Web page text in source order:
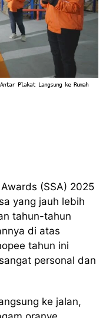
Plakat Langsung ke Rumah
(SSA) 2025
yang jauh lebih
tahun-tahun
di atas
tahun ini
personal dan
ke jalan,